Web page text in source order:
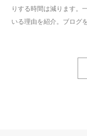
りする時間は減ります。
いる理由を紹介。ブログ